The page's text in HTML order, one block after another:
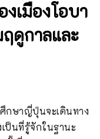
เมืองโอบา
ฤดูกาลและ
กษาญี่ปุ่นจะเดินทาง
เป็นที่รู้จักในฐานะ